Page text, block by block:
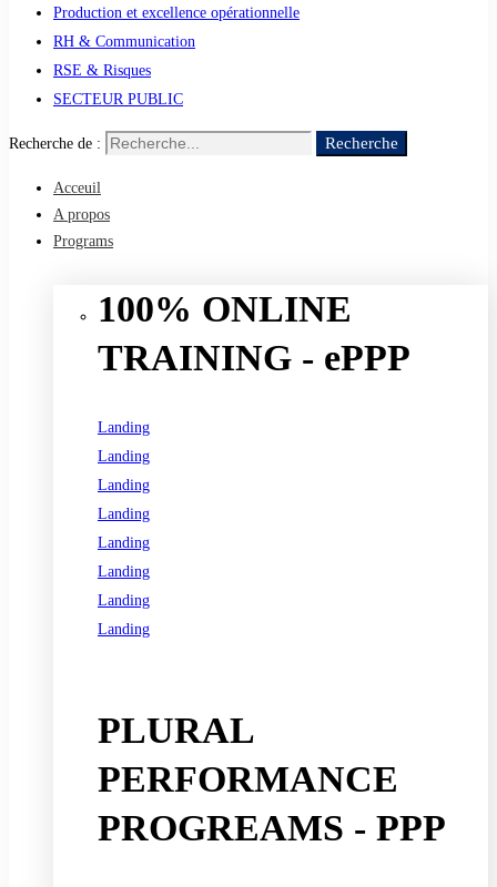
Production et excellence opérationnelle
RH & Communication
RSE & Risques
SECTEUR PUBLIC
Recherche de : Recherche
Acceuil
A propos
Programs
100% ONLINE
TRAINING - ePPP
Landing
Landing
Landing
Landing
Landing
Landing
Landing
Landing
PLURAL
PERFORMANCE
PROGREAMS - PPP